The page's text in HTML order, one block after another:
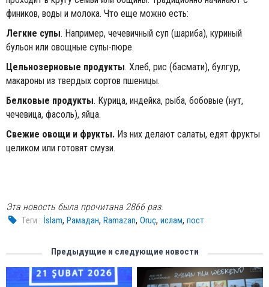
фиников, воды и молока. Что еще можно есть:
Легкие супы. Например, чечевичный суп (шариба), куриный
бульон или овощные супы-пюре.
Цельнозерновые продукты. Хлеб, рис (басмати), булгур,
макароны из твердых сортов пшеницы.
Белковые продукты. Курица, индейка, рыба, бобовые (нут,
чечевица, фасоль), яйца.
Свежие овощи и фрукты. Из них делают салаты, едят фрукты
целиком или готовят смузи.
Эта новость была прочитана 2866 раз.
Tеги : İslam,Рамадан,Ramazan,Oruç,ислам,пост
Предыдущие и следующие новости